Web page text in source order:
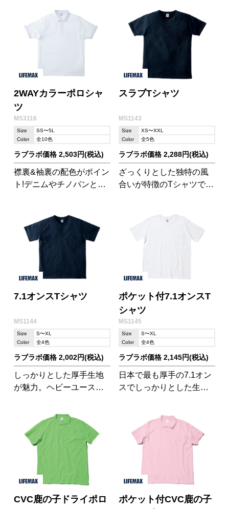
シリーズ
2WAYカラーポロシャ
ツ
MS3116
Size
SS〜5L
Color
全10色
ラブラボ価格 2,503円(税込)
襟裏&袖裏の配色がポイン
ト!デニムやチノパンとの
カジュアルに最適。
スラブTシャツ
MS1143
Size
XS〜XXL
Color
全5色
ラブラボ価格 2,288円(税込)
ざっくりとした独特の風
合いが特徴のTシャツで
7.1オンスTシャツ
MS1144
Size
S〜XL
Color
全4色
ラブラボ価格 2,002円(税込)
しっかりとした厚手生地
が魅力。ヘビーユースも
ポケット付7.1オンスT
シャツ
MS1145
Size
S〜XL
Color
全4色
ラブラボ価格 2,145円(税込)
日本で最も厚手の7.1オン
スでしっかりとした生地
CVC鹿の子ドライポロ
ポケット付CVC鹿の子